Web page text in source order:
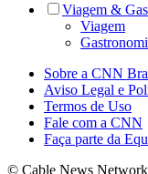
Viagem &
Viagem
Sobre a CNN
Aviso Legal e
Termos de Uso
Fale com a CNN
Faça parte da
© Cable News